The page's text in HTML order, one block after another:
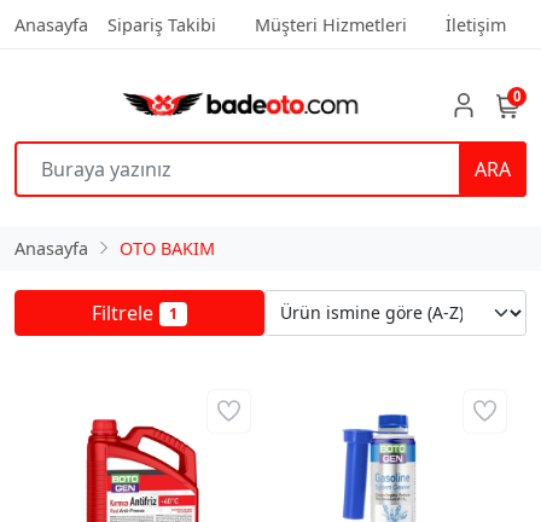
Anasayfa Sipariş Takibi Müşteri Hizmetleri İletişim
ARA
0
Anasayfa OTO BAKIM
Filtrele 1